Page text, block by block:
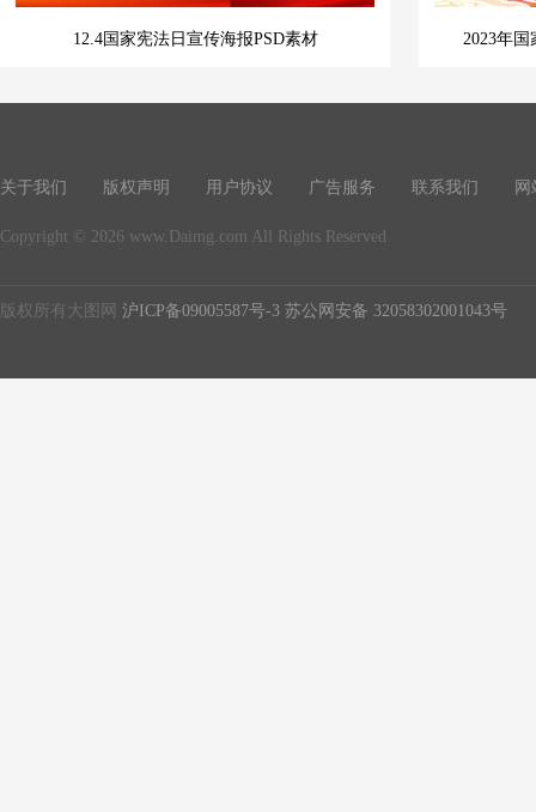
12.4国家宪法日宣传海报PSD素材 2023年
关于我们 版权声明 用户协议 广告服务 联系我们 网
Copyright © 2026 www.Daimg.com All Rights Reserved
版权所有大图网 沪ICP备09005587号-3 苏公网安备 32058302001043号